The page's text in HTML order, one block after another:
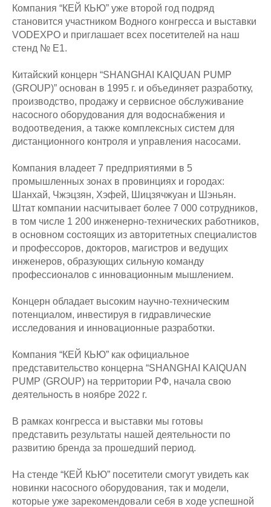
Компания “КЕЙ КЬЮ” уже второй год подряд
становится участником Водного конгресса и выставки
VODEXPO и приглашает всех посетителей на наш
стенд № Е1.
Китайский концерн “SHANGHAI KAIQUAN PUMP
(GROUP)” основан в 1995 г. и объединяет разработку,
производство, продажу и сервисное обслуживание
насосного оборудования для водоснабжения и
водоотведения, а также комплексных систем для
дистанционного контроля и управления насосами.
Компания владеет 7 предприятиями в 5
промышленных зонах в провинциях и городах:
Шанхай, Чжэцзян, Хэфей, Шицзячжуан и Шэньян.
Штат компании насчитывает более 7 000 сотрудников,
в том числе 1 200 инженерно-технических работников,
в основном состоящих из авторитетных специалистов
и профессоров, докторов, магистров и ведущих
инженеров, образующих сильную команду
профессионалов с инновационным мышлением.
Концерн обладает высоким научно-техническим
потенциалом, инвестируя в гидравлические
исследования и инновационные разработки.
Компания “КЕЙ КЬЮ” как официальное
представительство концерна “SHANGHAI KAIQUAN
PUMP (GROUP) на территории РФ, начала свою
деятельность в ноябре 2022 г.
В рамках конгресса и выставки мы готовы
представить результаты нашей деятельности по
развитию бренда за прошедший период.
На стенде “КЕЙ КЬЮ” посетители смогут увидеть как
новинки насосного оборудования, так и модели,
которые уже зарекомендовали себя в ходе успешной